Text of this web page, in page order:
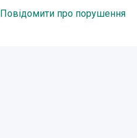
Повідомити про порушення